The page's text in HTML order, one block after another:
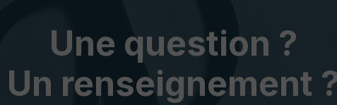
Une question ?
Un renseignement